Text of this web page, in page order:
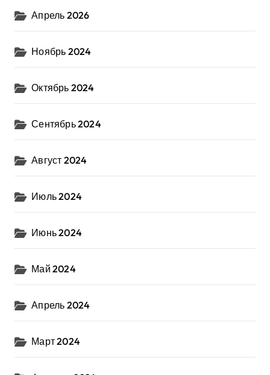
Апрель 2026
Ноябрь 2024
Октябрь 2024
Сентябрь 2024
Август 2024
Июль 2024
Июнь 2024
Май 2024
Апрель 2024
Март 2024